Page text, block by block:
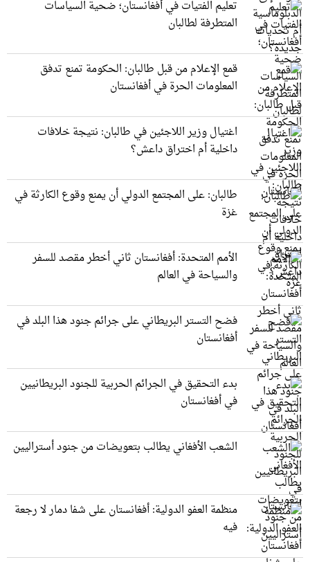
تعليم الفتيات في أفغانستان؛ ضحية السياسات
المتطرفة لطالبان
قمع الإعلام من قبل طالبان: الحكومة تمنع تدفق
المعلومات الحرة في أفغانستان
اغتيال وزير اللاجئين في طالبان: نتيجة خلافات
داخلية أم اختراق داعش؟
طالبان: على المجتمع الدولي أن يمنع وقوع الكارثة في
غزة
الأمم المتحدة: أفغانستان ثاني أخطر مقصد للسفر
والسياحة في العالم
فضح التستر البريطاني على جرائم جنود هذا البلد في
أفغانستان
بدء التحقيق في الجرائم الحربیة للجنود البريطانيین
في أفغانستان
الشعب الأفغاني يطالب بتعويضات من جنود أستراليين
منظمة العفو الدولية: أفغانستان على شفا دمار لا رجعة
فيه